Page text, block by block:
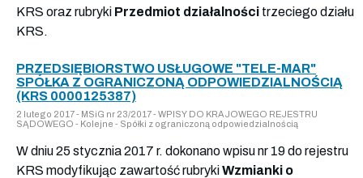
KRS oraz rubryki Przedmiot działalności trzeciego działu
KRS.
PRZEDSIĘBIORSTWO USŁUGOWE "TELE-MAR"
SPÓŁKA Z OGRANICZONĄ ODPOWIEDZIALNOŚCIĄ
(KRS 0000125387)
2 lutego 2017 - MSiG nr 23/2017 - WPISY DO KRAJOWEGO REJESTRU
SĄDOWEGO - Kolejne - Spółki z ograniczoną odpowiedzialnością
W dniu 25 stycznia 2017 r. dokonano wpisu nr 19 do rejestru
KRS modyfikując zawartość rubrykiWzmianki o